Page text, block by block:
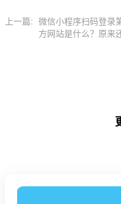
上一篇: 微信小程序扫码登录
方网站是什么？原来